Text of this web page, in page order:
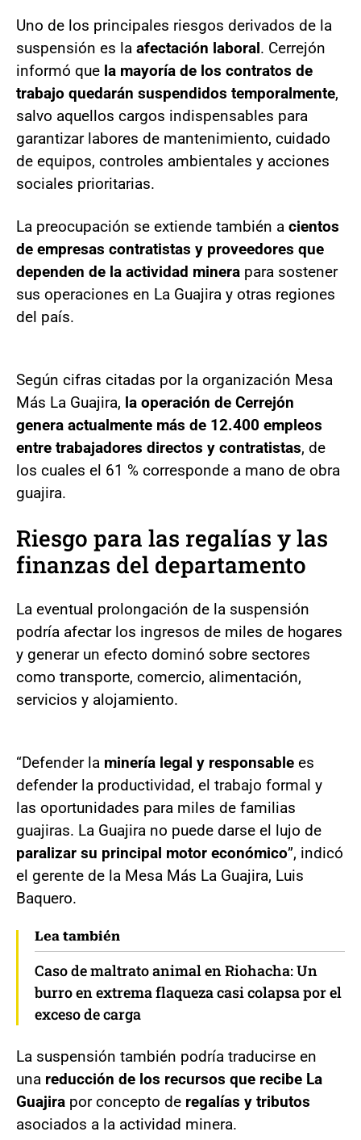
Uno de los principales riesgos derivados de la
suspensión es la afectación laboral. Cerrejón
informó que la mayoría de los contratos de
trabajo quedarán suspendidos temporalmente,
salvo aquellos cargos indispensables para
garantizar labores de mantenimiento, cuidado
de equipos, controles ambientales y acciones
sociales prioritarias.
La preocupación se extiende también a cientos
de empresas contratistas y proveedores que
dependen de la actividad minera para sostener
sus operaciones en La Guajira y otras regiones
del país.
Según cifras citadas por la organización Mesa
Más La Guajira, la operación de Cerrejón
genera actualmente más de 12.400 empleos
entre trabajadores directos y contratistas, de
los cuales el 61 % corresponde a mano de obra
guajira.
Riesgo para las regalías y las
finanzas del departamento
La eventual prolongación de la suspensión
podría afectar los ingresos de miles de hogares
y generar un efecto dominó sobre sectores
como transporte, comercio, alimentación,
servicios y alojamiento.
“Defender la minería legal y responsable es
defender la productividad, el trabajo formal y
las oportunidades para miles de familias
guajiras. La Guajira no puede darse el lujo de
paralizar su principal motor económico”, indicó
el gerente de la Mesa Más La Guajira, Luis
Baquero.
Lea también
Caso de maltrato animal en Riohacha: Un
burro en extrema flaqueza casi colapsa por el
exceso de carga
La suspensión también podría traducirse en
una reducción de los recursos que recibe La
Guajira por concepto de regalías y tributos
asociados a la actividad minera.